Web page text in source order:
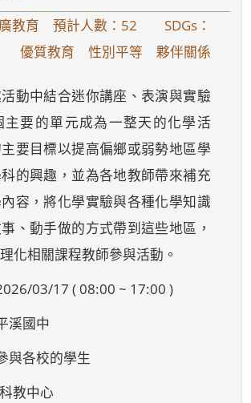
教育 預計人數：52
SDGs：
優質教育 性別平等 夥伴關係
動中結合迷你講座、表演與實驗
主要的單元成為一整天的化學活
要目標以提高偏鄉或弱勢地區學
的興趣，並為各地教師帶來補充
容，將化學實驗與各種化學知識
、動手做的方式帶到這些地區，
化相關課程教師參與活動。
03/17 ( 08:00 ~ 17:00 )
國中
各校的學生
教中心